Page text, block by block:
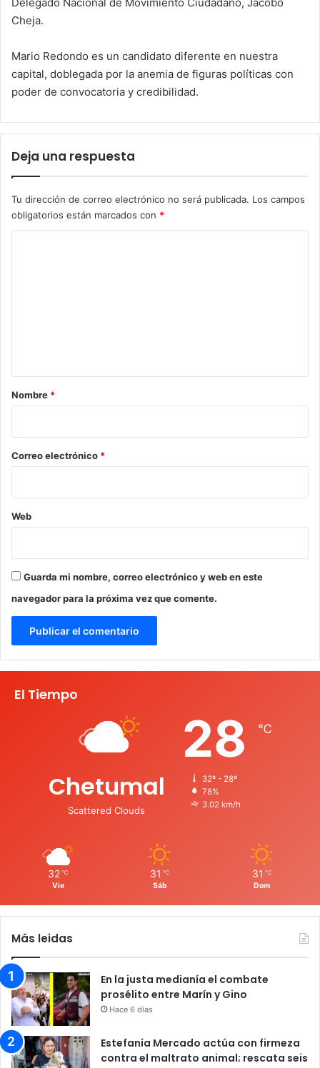
Cheja.
Mario Redondo es un candidato diferente en nuestra
capital, doblegada por la anemia de figuras políticas con
poder de convocatoria y credibilidad.
Deja una respuesta
Tu dirección de correo electrónico no será publicada. Los campos
obligatorios están marcados con *
r
*
Nombre *
Correo electrónico *
Web
Guarda mi nombre, correo electrónico y web en este
navegador para la próxima vez que comente.
El Tiempo
Chetumal
Scattered Clouds
28 ℃
32º - 28º
78%
3.02 km/h
32 ℃
Vie
31 ℃
Sáb
31 ℃
Dom
Más leidas
En la justa medianía el combate
prosélito entre Marín y Gino
Hace 6 días
Estefanía Mercado actúa con firmeza
contra el maltrato animal; rescata seis